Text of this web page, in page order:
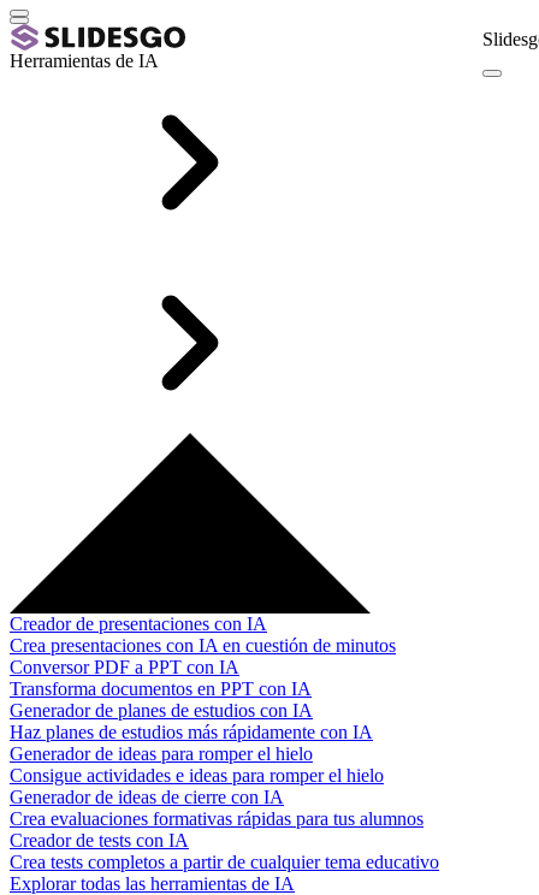
Herramientas de IA
Creador de presentaciones con IA
Crea presentaciones con IA en cuestión de minutos
Conversor PDF a PPT con IA
Transforma documentos en PPT con IA
Generador de planes de estudios con IA
Haz planes de estudios más rápidamente con IA
Generador de ideas para romper el hielo
Consigue actividades e ideas para romper el hielo
Generador de ideas de cierre con IA
Crea evaluaciones formativas rápidas para tus alumnos
Creador de tests con IA
Crea tests completos a partir de cualquier tema educativo
Explorar todas las herramientas de IA